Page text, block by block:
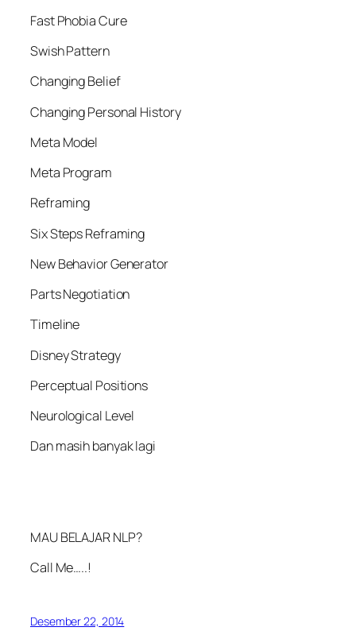
Fast Phobia Cure
Swish Pattern
Changing Belief
Changing Personal History
Meta Model
Meta Program
Reframing
Six Steps Reframing
New Behavior Generator
Parts Negotiation
Timeline
Disney Strategy
Perceptual Positions
Neurological Level
Dan masih banyak lagi
MAU BELAJAR NLP?
Call Me…..!
Desember 22, 2014